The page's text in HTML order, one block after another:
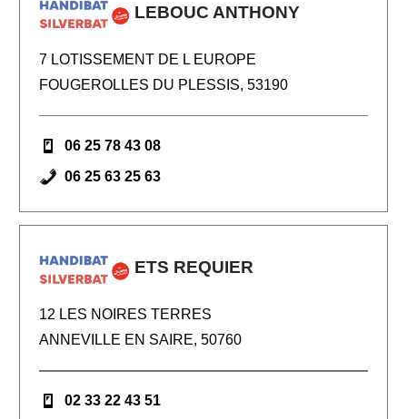
LEBOUC ANTHONY
7 LOTISSEMENT DE L EUROPE
FOUGEROLLES DU PLESSIS, 53190
06 25 78 43 08
06 25 63 25 63
ETS REQUIER
12 LES NOIRES TERRES
ANNEVILLE EN SAIRE, 50760
02 33 22 43 51